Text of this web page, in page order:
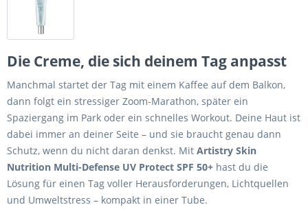
Die Creme, die sich deinem Tag anpasst
Manchmal startet der Tag mit einem Kaffee auf dem Balkon,
dann folgt ein stressiger Zoom-Marathon, später ein
Spaziergang im Park oder ein schnelles Workout. Deine Haut ist
dabei immer an deiner Seite – und sie braucht genau dann
Schutz, wenn du nicht daran denkst. Mit Artistry Skin
Nutrition Multi-Defense UV Protect SPF 50+ hast du die
Lösung für einen Tag voller Herausforderungen, Lichtquellen
und Umweltstress – kompakt in einer Tube.